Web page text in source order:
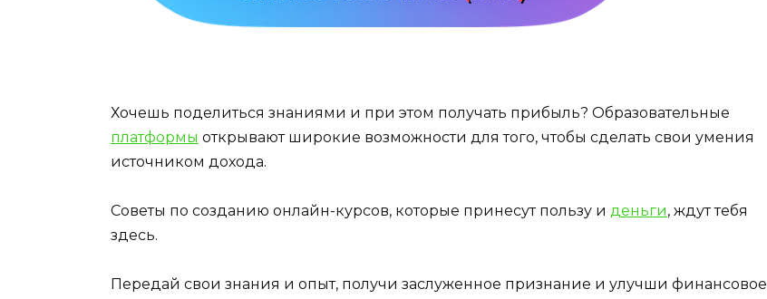
Хочешь поделиться знаниями и при этом получать прибыль? Образовательные
платформы открывают широкие возможности для того, чтобы сделать свои умения
источником дохода.
Советы по созданию онлайн-курсов, которые принесут пользу и деньги, ждут тебя
здесь.
Передай свои знания и опыт, получи заслуженное признание и улучши финансовое